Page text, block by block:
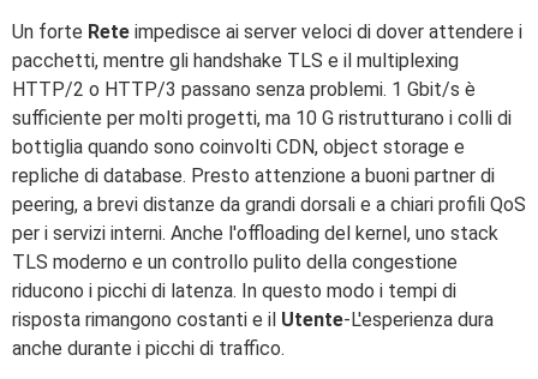
Un forte Rete impedisce ai server veloci di dover attendere i
pacchetti, mentre gli handshake TLS e il multiplexing
HTTP/2 o HTTP/3 passano senza problemi. 1 Gbit/s è
sufficiente per molti progetti, ma 10 G ristrutturano i colli di
bottiglia quando sono coinvolti CDN, object storage e
repliche di database. Presto attenzione a buoni partner di
peering, a brevi distanze da grandi dorsali e a chiari profili QoS
per i servizi interni. Anche l'offloading del kernel, uno stack
TLS moderno e un controllo pulito della congestione
riducono i picchi di latenza. In questo modo i tempi di
risposta rimangono costanti e il Utente-L'esperienza dura
anche durante i picchi di traffico.